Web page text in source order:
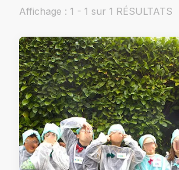
Affichage : 1 - 1 sur 1 RÉSULTATS